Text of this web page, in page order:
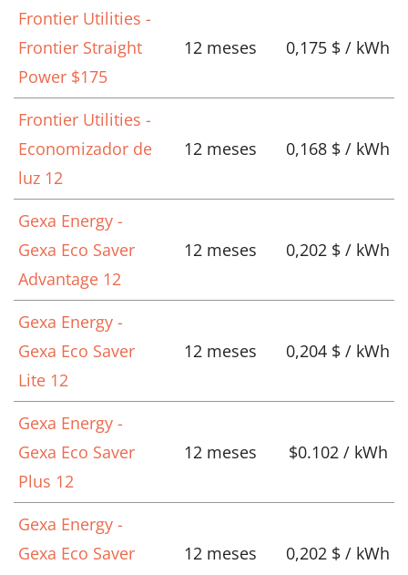
Frontier Utilities -
Frontier Straight
Power $175
12 meses 0,175 $ / kWh
Frontier Utilities -
Economizador de
luz 12
12 meses 0,168 $ / kWh
Gexa Energy -
Gexa Eco Saver
Advantage 12
12 meses 0,202 $ / kWh
Gexa Energy -
Gexa Eco Saver
Lite 12
12 meses 0,204 $ / kWh
Gexa Energy -
Gexa Eco Saver
Plus 12
12 meses $0.102 / kWh
Gexa Energy -
Gexa Eco Saver
12 meses 0,202 $ / kWh